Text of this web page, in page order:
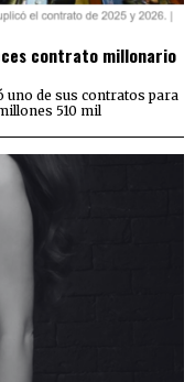
contrato millonario
uno de sus contratos para
510 mil